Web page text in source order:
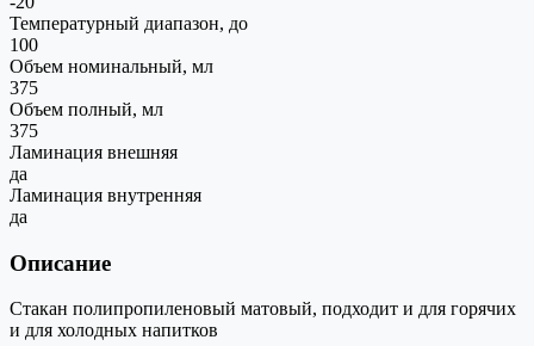
Температурный диапазон, до
100
Объем номинальный, мл
375
Объем полный, мл
375
Ламинация внешняя
да
Ламинация внутренняя
да
Описание
Стакан полипропиленовый матовый, подходит и для горячих
и для холодных напитков